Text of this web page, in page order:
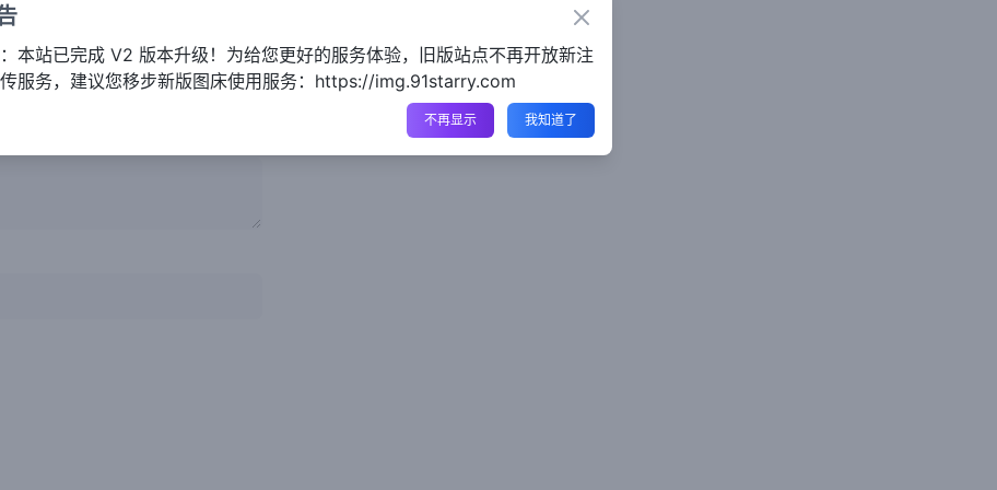
Close
本站已完成 V2 版本升级！为给您更好的服务体验，旧版站点不再开放新注
服务，建议您移步新版图床使用服务：https://img.91starry.com
不再显示 我知道了